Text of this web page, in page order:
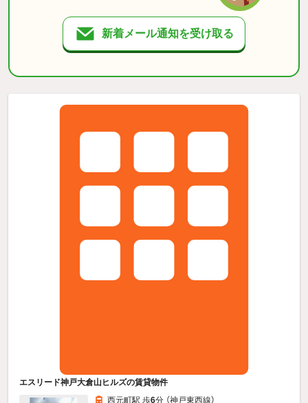
新着メール通知を受け取る
エスリード神戸大倉山ヒルズの賃貸物件
西元町駅 歩6分 （神戸東西線）